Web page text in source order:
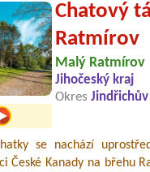
Chatový
Ratmírov
Malý Ratmírov
Jihočeský kraj
Okres
se nachází
České Kanady na břehu